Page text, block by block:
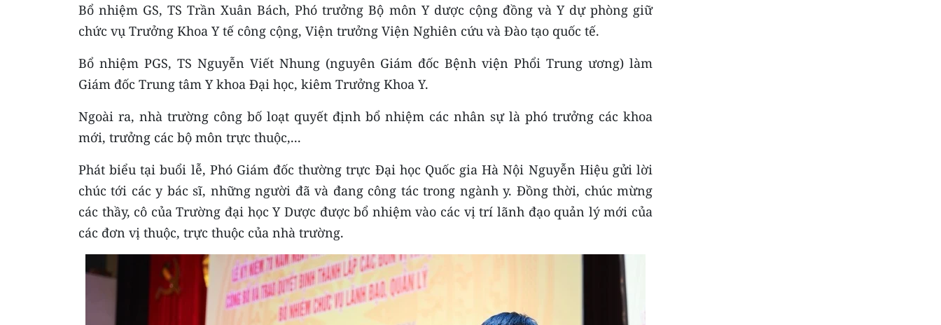
Bổ nhiệm GS, TS Trần Xuân Bách, Phó trưởng Bộ môn Y dược cộng đồng và Y dự phòng giữ
chức vụ Trưởng Khoa Y tế công cộng, Viện trưởng Viện Nghiên cứu và Đào tạo quốc tế.
Bổ nhiệm PGS, TS Nguyễn Viết Nhung (nguyên Giám đốc Bệnh viện Phổi Trung ương) làm
Giám đốc Trung tâm Y khoa Đại học, kiêm Trưởng Khoa Y.
Ngoài ra, nhà trường công bố loạt quyết định bổ nhiệm các nhân sự là phó trưởng các khoa
mới, trưởng các bộ môn trực thuộc,...
Phát biểu tại buổi lễ, Phó Giám đốc thường trực Đại học Quốc gia Hà Nội Nguyễn Hiệu gửi lời
chúc tới các y bác sĩ, những người đã và đang công tác trong ngành y. Đồng thời, chúc mừng
các thầy, cô của Trường đại học Y Dược được bổ nhiệm vào các vị trí lãnh đạo quản lý mới của
các đơn vị thuộc, trực thuộc của nhà trường.